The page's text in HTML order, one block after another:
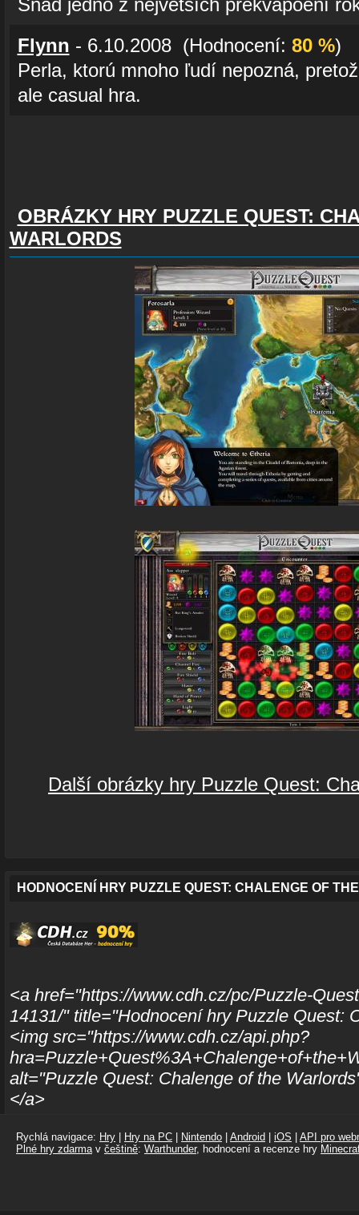
Flynn - 6.10.2008 (Hodnocení: 80 %)
Perla, ktorú mnoho ľudí nepozná,
ale casual hra.
OBRÁZKY HRY PUZZLE QUEST:
WARLORDS
Další obrázky hry Puzzle Quest:
HODNOCENÍ HRY PUZZLE QUEST: CHALENGE OF
<a href="https://www.cdh.cz/pc/Puzzle-
14131/" title="Hodnocení hry Puzzle Quest:
<img src="https://www.cdh.cz/api.php?
alt="Puzzle Quest: Chalenge of the
</a>
Rychlá navigace: Hry Hry na PC Nintendo Android iOS
API pro
Plné hry zdarma v češtině: Warthunder, hodnocení a recenze hry